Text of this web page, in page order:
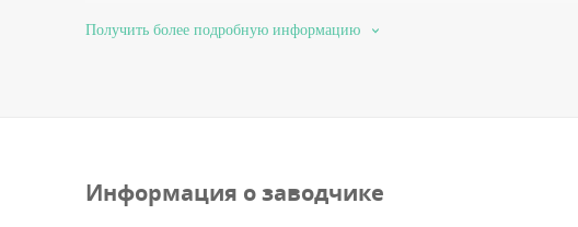
rendelkezik, aktív és együttműködő – Erősen kötődik gazdájához,
Получить более подробную информацию
Информация о заводчике